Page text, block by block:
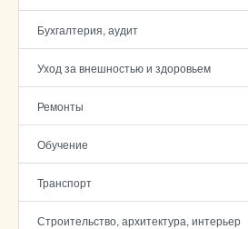
Бухгалтерия, аудит
Уход за внешностью и здоровьем
Ремонты
Обучение
Транспорт
Строительство, архитектура, интерьер